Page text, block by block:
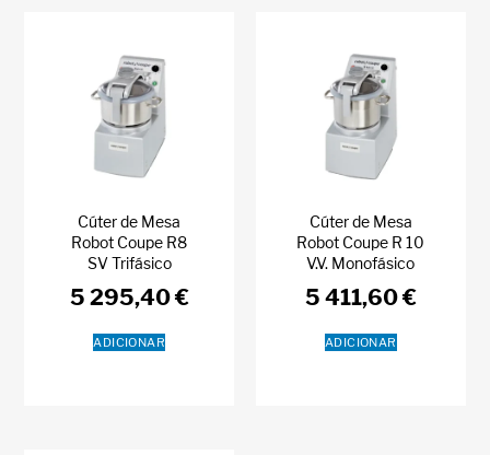
Cúter de Mesa
Robot Coupe R8
SV Trifásico
5 295,40€
ADICIONAR
Cúter de Mesa
Robot Coupe R 10
V.V. Monofásico
5 411,60€
ADICIONAR